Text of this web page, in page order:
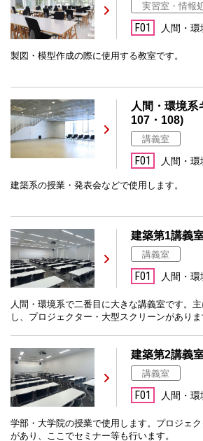
実習室・情報
F01 人間・
製図・模型作成の際に使用する教室です。
人間・環境系
107・108)
講義室
F01 人間・
建築系の授業・発表会などで使用します。
建築第1講義
講義室
F01 人間・
人間・環境系で二番目に大きな講義室です。
し、プロジェクター・大型スクリーンがありま
建築第2講義
講義室
F01 人間・
学部・大学院の授業で使用します。プロジェ
があり、ここでセミナー等も行います。